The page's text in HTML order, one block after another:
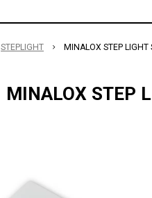
STEPLIGHT MINALOX STEP
MINALOX STEP